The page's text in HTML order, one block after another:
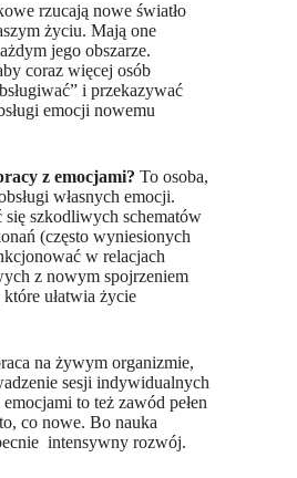
rzucają nowe światło
życiu. Mają one
jego obszarze.
coraz więcej osób
i przekazywać
emocji nowemu
z emocjami? To osoba,
własnych emocji.
się szkodliwych schematów
(często wyniesionych
w relacjach
z nowym spojrzeniem
ułatwia życie
na żywym organizmie,
sesji indywidualnych
to też zawód pełen
co nowe. Bo nauka
intensywny rozwój.